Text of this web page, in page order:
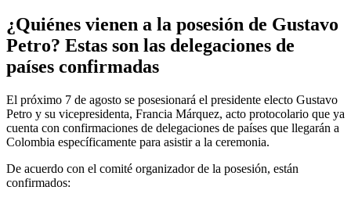
¿Quiénes vienen a la posesión de Gustavo
Petro? Estas son las delegaciones de
países confirmadas
El próximo 7 de agosto se posesionará el presidente electo Gustavo
Petro y su vicepresidenta, Francia Márquez, acto protocolario que ya
cuenta con confirmaciones de delegaciones de países que llegarán a
Colombia específicamente para asistir a la ceremonia.
De acuerdo con el comité organizador de la posesión, están
confirmados: